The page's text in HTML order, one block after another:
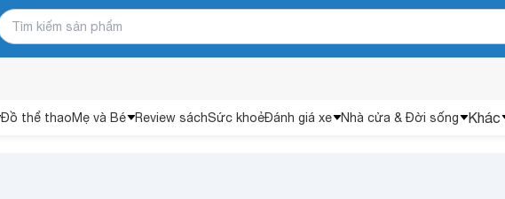
Đồ thể thaoMẹ và Bé Review sáchSức khoẻĐánh giá xe Nhà cửa & Đời sống Khác